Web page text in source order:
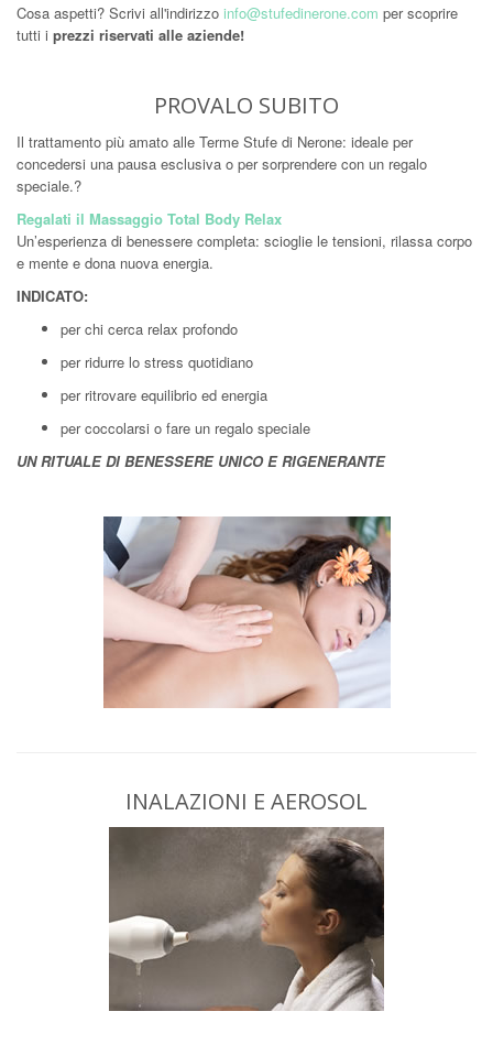
Cosa aspetti? Scrivi all'indirizzo info@stufedinerone.com per scoprire
tutti i prezzi riservati alle aziende!
PROVALO SUBITO
Il trattamento più amato alle Terme Stufe di Nerone: ideale per
concedersi una pausa esclusiva o per sorprendere con un regalo
speciale.?
Regalati il Massaggio Total Body Relax
Un’esperienza di benessere completa: scioglie le tensioni, rilassa corpo
e mente e dona nuova energia.
INDICATO:
per chi cerca relax profondo
per ridurre lo stress quotidiano
per ritrovare equilibrio ed energia
per coccolarsi o fare un regalo speciale
UN RITUALE DI BENESSERE UNICO E RIGENERANTE
INALAZIONI E AEROSOL